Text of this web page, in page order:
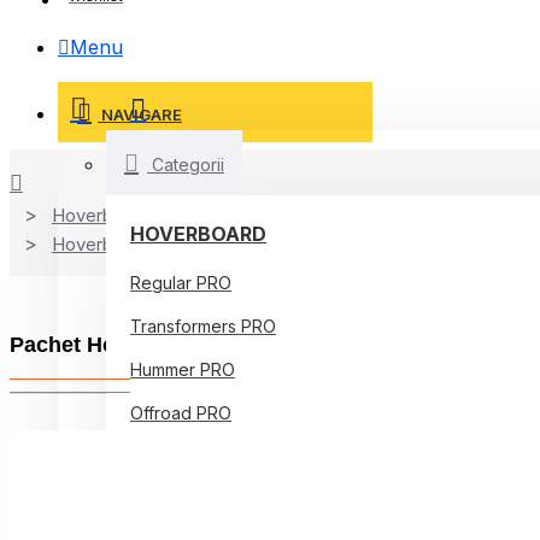
Menu
NAVIGARE
Categorii
HOVERBOARD
Regular PRO
Transformers PRO
Hummer PRO
Offroad PRO
Hoverboard
Hoverboard Kart
Pachet Hoverboard 6.5 inch cu Scaun Standard,